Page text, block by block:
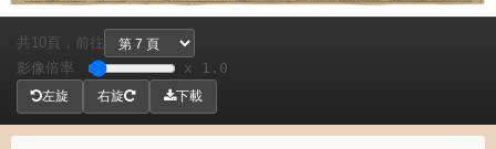
共 10頁，
前往
影像倍率
x 1.0
左旋 右旋 下載